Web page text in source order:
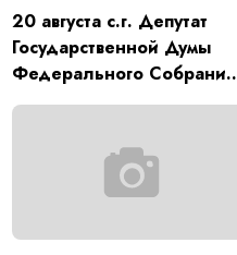
20 августа с.г. Депутат
Государственной Думы
Федерального Собрания
Российской Федерации
прием граждан